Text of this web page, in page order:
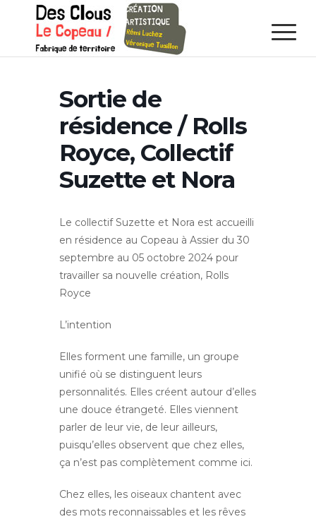
Sortie de
résidence / Rolls
Royce, Collectif
Suzette et Nora
Le collectif Suzette et Nora est accueilli
en résidence au Copeau à Assier du 30
septembre au 05 octobre 2024 pour
travailler sa nouvelle création, Rolls
Royce
L’intention
Elles forment une famille, un groupe
unifié où se distinguent leurs
personnalités. Elles créent autour d’elles
une douce étrangeté. Elles viennent
parler de leur vie, de leur ailleurs,
puisqu’elles observent que chez elles,
ça n’est pas complètement comme ici.
Chez elles, les oiseaux chantent avec
des mots reconnaissables et les rêves